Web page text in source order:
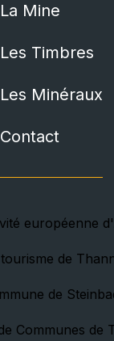
La Mine
Les Timbres
Les Minéraux
Contact